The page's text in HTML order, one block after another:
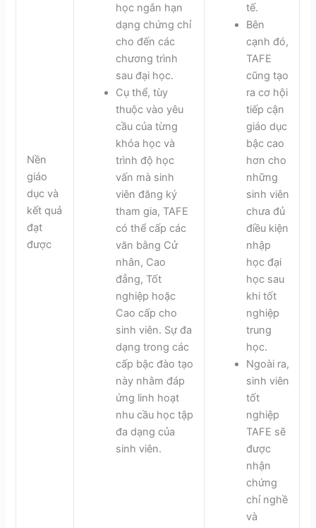
Nền
giáo
dục và
kết quả
đạt
được
học ngắn hạn
dạng chứng chỉ
cho đến các
chương trình
sau đại học.
Cụ thể, tùy
thuộc vào yêu
cầu của từng
khóa học và
trình độ học
vấn mà sinh
viên đăng ký
tham gia, TAFE
có thể cấp các
văn bằng Cử
nhân, Cao
đẳng, Tốt
nghiệp hoặc
Cao cấp cho
sinh viên. Sự đa
dạng trong các
cấp bậc đào tạo
này nhằm đáp
ứng linh hoạt
nhu cầu học tập
đa dạng của
sinh viên.
tế.
Bên
cạnh đó,
TAFE
cũng tạo
ra cơ hội
tiếp cận
giáo dục
bậc cao
hơn cho
những
sinh viên
chưa đủ
điều kiện
nhập
học đại
học sau
khi tốt
nghiệp
trung
học.
Ngoài ra,
sinh viên
tốt
nghiệp
TAFE sẽ
được
nhận
chứng
chỉ nghề
và